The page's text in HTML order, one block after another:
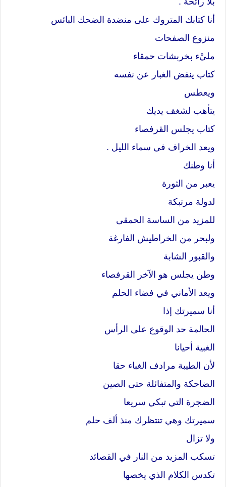
أنا كتابك المتروك على منضدة الضحك البائس
منزوع الصفحات
مليْء بخربشات حمقاء
كتاب ينفض الغبار عن نفسه
ويعطس
يتأهب لشغف يديك
كتاب يجلس القرفصاء
ويعد الخراف في سماء الليل .
أنا وطنك
يعبر من الثورة
لدولة مرتبكة
للمزيد من الساسة الحمقى
ولبحر من الخراطيش الفارغة
والقبور الشابة
وطن يجلس هو الآخر القرفصاء
ويعد الأماني في فضاء الحلم
أنا سميرتك إذا
الحالمة حد الوقوع على الرأس
الغبية أحيانا
لأن الطيبة مرادف الغباء حقا
الضاحكة والمتفائلة حتى الصين
الضجرة التي تبكي سريعا
سميرتك وهي تنتظرك منذ ألف حلم
ولا تزال
تسكب المزيد من النار في القصائد
تكدس الكلام الذي يخصها